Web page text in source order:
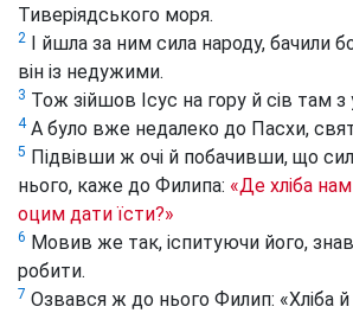
Тиверіядського моря.
2
І йшла за ним сила народу, бачили
він із недужими.
3 Тож зійшов Ісус на гору й сів там
4А було вже недалеко до Пасхи,
5 Підвівши ж очі й побачивши, що
нього, каже до Филипа: «Де хліба
оцим дати їсти?»
6 Мовив же так, іспитуючи його,
робити.
7 Озвався ж до нього Филип: «Хліба й